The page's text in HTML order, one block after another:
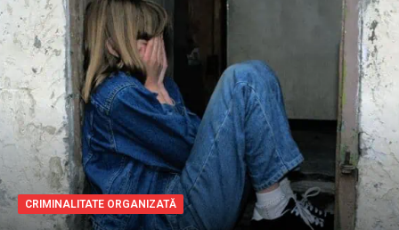
CRIMINALITATE ORGANIZATĂ